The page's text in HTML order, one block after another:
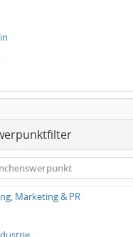
Geburtshilfe
Geschlechtskrankheiten
Umweltmedizin
Gesichtschirurgie
Marketing & PR